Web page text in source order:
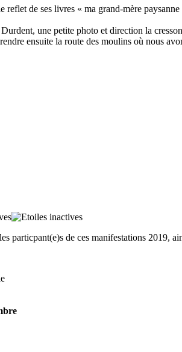
reflet de ses livres « ma grand-mère
une petite photo et direction la
ensuite la route des moulins où nous
particpant(e)s de ces manifestations 2019,